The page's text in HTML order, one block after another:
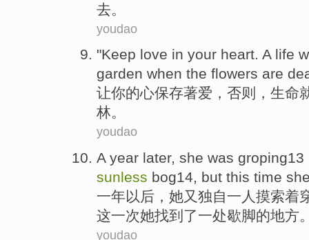
去。
youdao
"Keep love in your heart. A life
garden when the flowers are
让你的心保存著爱 ，否则， 生命
林。
youdao
A year later, she was groping13
sunless bog14, but this time
一年以后 ， 她又 独自一人摸索着
这一次她找到了一处歇脚的地方
youdao